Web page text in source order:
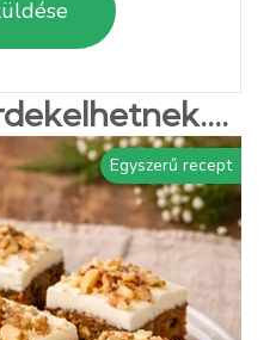
Egyszerű recept